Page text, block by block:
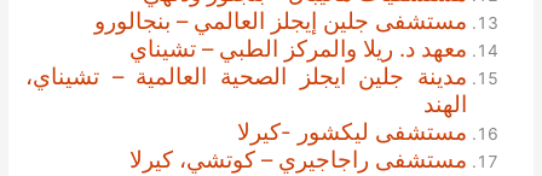
مستشفى جلين إيجلز العالمي – بنجالورو
معهد د. ريلا والمركز الطبي – تشيناي
مدينة جلين ايجلز الصحية العالمية – تشيناي،
الهند
مستشفى ليكشور -كيرلا
مستشفى راجاجيري – كوتشي، كيرلا